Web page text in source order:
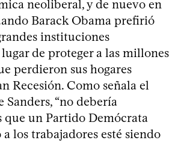
neoliberal, y de nuevo en
Barack Obama prefirió
instituciones
de proteger a las millones
perdieron sus hogares
Recesión. Como señala el
Sanders, “no debería
que un Partido Demócrata
los trabajadores esté siendo